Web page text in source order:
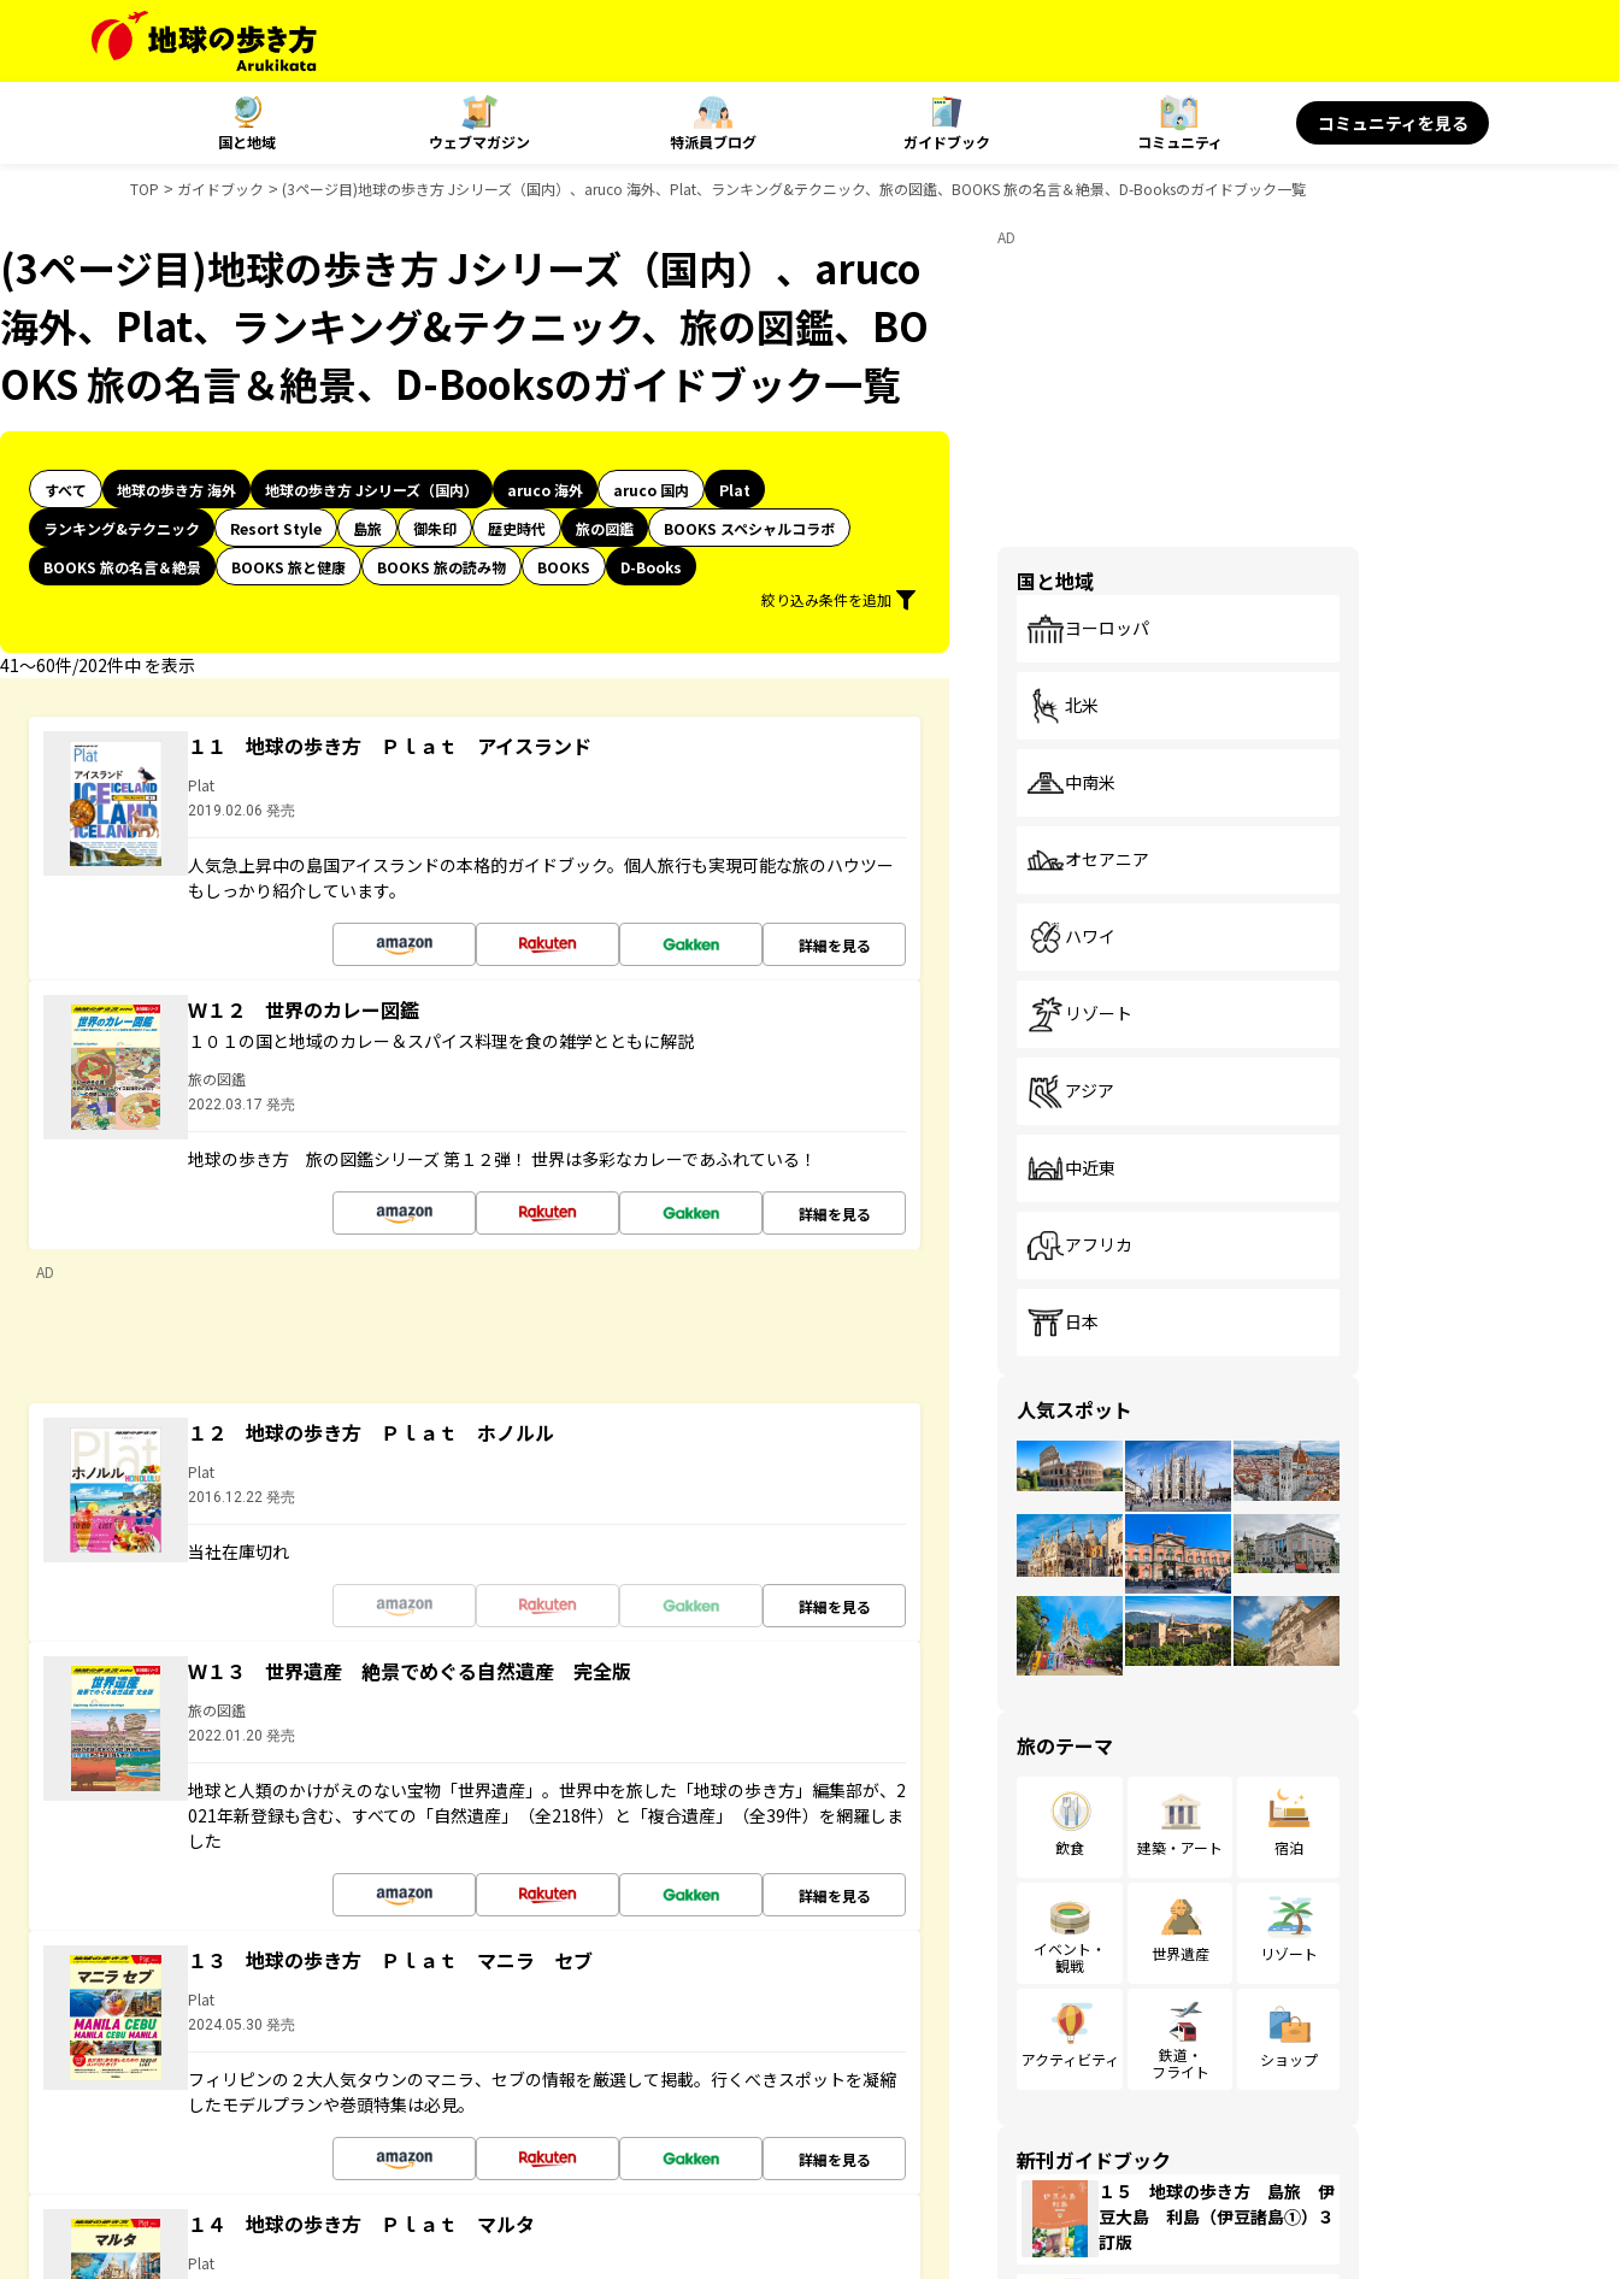
国と地域 ウェブマガジン 特派員ブログ ガイドブック コミュニティ
コミュニティを見る
TOP ガイドブック (3ページ目)地球の歩き方 Jシリーズ（国内）、aruco 海外、Plat、ランキング&テクニック、旅の図鑑、BOOKS 旅の名言＆絶景、D-Booksのガイドブック一覧
(3ページ目)地球の歩き方 Jシリーズ（国内）、aruco
海外、Plat、ランキング&テクニック、旅の図鑑、BO
OKS 旅の名言＆絶景、D-Booksのガイドブック一覧
すべて 地球の歩き方 海外 地球の歩き方 Jシリーズ（国内） aruco 海外 aruco 国内
Plat
ランキング&テクニック
Resort Style 島旅 御朱印 歴史時代 旅の図鑑
BOOKS スペシャルコラボ
BOOKS 旅の名言＆絶景
BOOKS 旅と健康 BOOKS 旅の読み物 BOOKS
D-Books
絞り込み条件を追加
41〜60件/202件中 を表示
１１ 地球の歩き方 Ｐｌａｔ アイスランド
Plat
2019.02.06 発売
人気急上昇中の島国アイスランドの本格的ガイドブック。個人旅行も実現可能な旅のハウツー
もしっかり紹介しています。
詳細を見る
Ｗ１２ 世界のカレー図鑑
１０１の国と地域のカレー＆スパイス料理を食の雑学とともに解説
旅の図鑑
2022.03.17 発売
地球の歩き方 旅の図鑑シリーズ 第１２弾！ 世界は多彩なカレーであふれている！
詳細を見る
AD
１２ 地球の歩き方 Ｐｌａｔ ホノルル
Plat
2016.12.22 発売
当社在庫切れ
詳細を見る
Ｗ１３ 世界遺産 絶景でめぐる自然遺産 完全版
旅の図鑑
2022.01.20 発売
地球と人類のかけがえのない宝物「世界遺産」。世界中を旅した「地球の歩き方」編集部が、2
021年新登録も含む、すべての「自然遺産」（全218件）と「複合遺産」（全39件）を網羅しま
した
詳細を見る
１３ 地球の歩き方 Ｐｌａｔ マニラ セブ
Plat
2024.05.30 発売
フィリピンの２大人気タウンのマニラ、セブの情報を厳選して掲載。行くべきスポットを凝縮
したモデルプランや巻頭特集は必見。
詳細を見る
１４ 地球の歩き方 Ｐｌａｔ マルタ
Plat
AD
国と地域
ヨーロッパ
北米
中南米
オセアニア
ハワイ
リゾート
アジア
中近東
アフリカ
日本
人気スポット
旅のテーマ
飲食 建築・アート 宿泊
イベント・
観戦
世界遺産 リゾート
アクティビティ
鉄道・
フライト
ショップ
新刊ガイドブック
１５ 地球の歩き方 島旅 伊
豆大島 利島（伊豆諸島①）３
訂版